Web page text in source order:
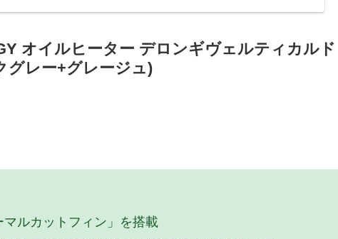
オイルヒーター デロンギヴェルティカルド
グレー+グレージュ)
ルカットフィン」を搭載